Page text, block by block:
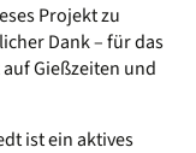
Projekt zu
Dank – für das
Gießzeiten und
ist ein aktives